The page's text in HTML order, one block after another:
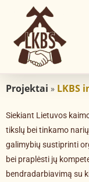
Projektai » LKBS
Siekiant Lietuvos
tikslų bei tinkamo
galimybių sustiprinti
bei praplėsti jų
bendradarbiavimą su